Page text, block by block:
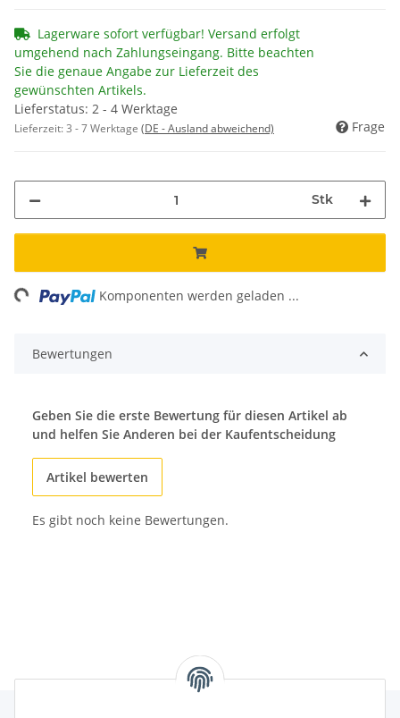
Lagerware sofort verfügbar! Versand erfolgt
umgehend nach Zahlungseingang. Bitte beachten
Sie die genaue Angabe zur Lieferzeit des
gewünschten Artikels.
Lieferstatus: 2 - 4 Werktage
Lieferzeit:3 - 7 Werktage (DE - Ausland abweichend) Frage
Stk
Komponenten werden geladen ...
Bewertungen
Geben Sie die erste Bewertung für diesen Artikel ab
und helfen Sie Anderen bei der Kaufentscheidung
Artikel bewerten
Es gibt noch keine Bewertungen.